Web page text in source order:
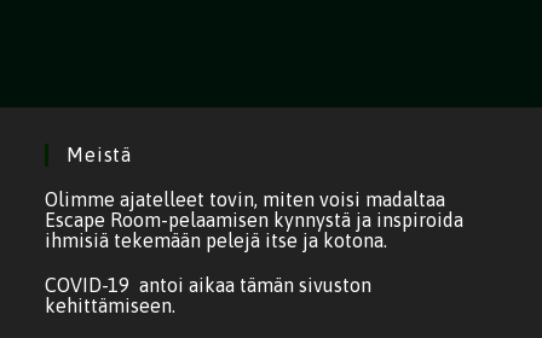
Meistä
Olimme ajatelleet tovin, miten voisi madaltaa
Escape Room-pelaamisen kynnystä ja inspiroida
ihmisiä tekemään pelejä itse ja kotona.
COVID-19 antoi aikaa tämän sivuston
kehittämiseen.